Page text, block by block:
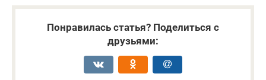
Понравилась статья? Поделиться с
друзьями: